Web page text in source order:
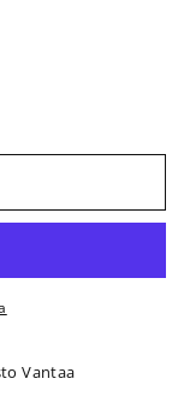
määrääTiny määrää
Vantaa